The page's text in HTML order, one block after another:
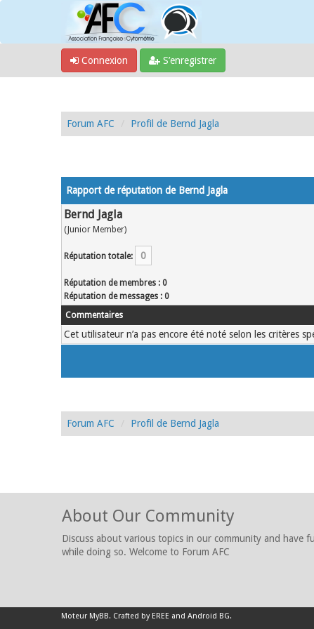
Connexion S’enregistrer
Forum AFC Profil de Bernd Jagla
Rapport de réputation de Bernd Jagla
Bernd Jagla
(Junior Member)
Réputation totale: 0
Réputation de membres : 0
Réputation de messages : 0
Commentaires
Cet utilisateur n’a pas encore été noté selon les critères
Forum AFC Profil de Bernd Jagla
About Our Community
Discuss about various topics in our community and have
while doing so. Welcome to Forum AFC
Moteur MyBB. Crafted by EREE and Android BG.